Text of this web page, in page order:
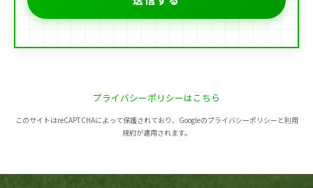
プライバシーポリシーはこちら
このサイトはreCAPTCHAによって保護されており、Googleのプライバシーポリシーと利用
規約が適用されます。